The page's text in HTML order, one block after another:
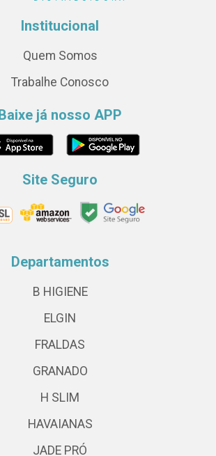
Institucional
Quem Somos
Trabalhe Conosco
Baixe já nosso APP
Site Seguro
Departamentos
B HIGIENE
ELGIN
FRALDAS
GRANADO
H SLIM
HAVAIANAS
JADE PRÓ